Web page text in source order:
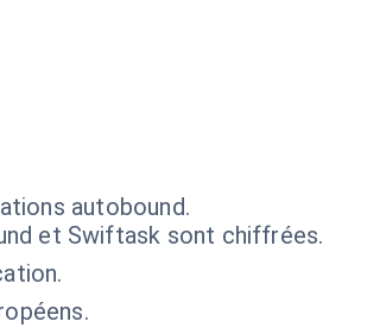
autobound.
et Swiftask sont chiffrées.